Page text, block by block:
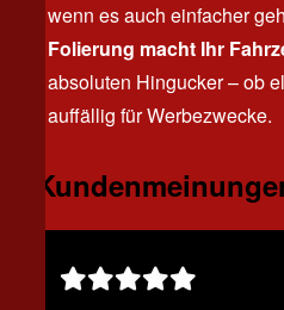
wenn es auch einfacher
Folierung macht Ihr
absoluten Hingucker – ob
auffällig für Werbezwecke.